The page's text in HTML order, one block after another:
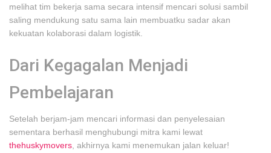
melihat tim bekerja sama secara intensif mencari solusi sambil
saling mendukung satu sama lain membuatku sadar akan
kekuatan kolaborasi dalam logistik.
Dari Kegagalan Menjadi
Pembelajaran
Setelah berjam-jam mencari informasi dan penyelesaian
sementara berhasil menghubungi mitra kami lewat
thehuskymovers , akhirnya kami menemukan jalan keluar!